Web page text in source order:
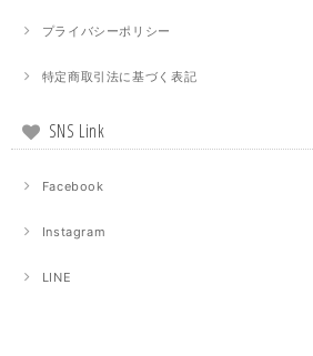
プライバシーポリシー
特定商取引法に基づく表記
SNS Link
Facebook
Instagram
LINE